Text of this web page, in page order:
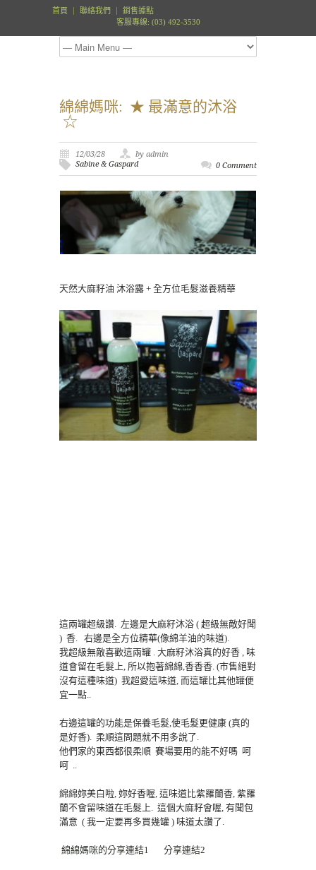
首頁 聯絡我們
銷售據點
客服專線: (03) 492-3530
綿綿媽咪: ★ 最滿意的沐浴
☆
12/03/28
by admin
Sabine & Gaspard
0 Comment
天然大麻籽油 沐浴露 + 全方位毛髮滋養精華
這兩罐超級讚. 左邊是大麻籽沐浴 ( 超級無敵好聞
) 香. 右邊是全方位精華(像綿羊油的味道).
我超級無敵喜歡這兩罐 . 大麻籽沐浴真的好香 , 味
道會留在毛髮上, 所以抱著綿綿,香香香. (市售絕對
沒有這種味道) 我超愛這味道, 而這罐比其他罐便
宜一點..
右邊這罐的功能是保養毛髮,使毛髮更健康 (真的
是好香). 柔順這問題就不用多說了.
他們家的東西都很柔順 賽場要用的能不好嗎 呵
呵 ..
綿綿妳美白啦, 妳好香喔, 這味道比紫羅蘭香, 紫羅
蘭不會留味道在毛髮上. 這個大麻籽會喔, 有聞包
滿意 ( 我一定要再多買幾罐 ) 味道太讚了.
綿綿媽咪的分享連結1 分享連結2